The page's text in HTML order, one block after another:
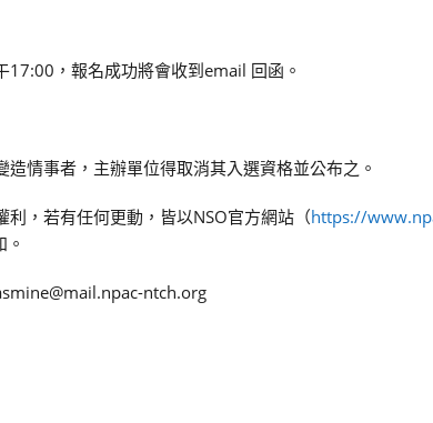
，報名成功將會收到email 回函。
情事者，主辦單位得取消其入選資格並公布之。
，若有任何更動，皆以NSO官方網站（https://
ntch.org